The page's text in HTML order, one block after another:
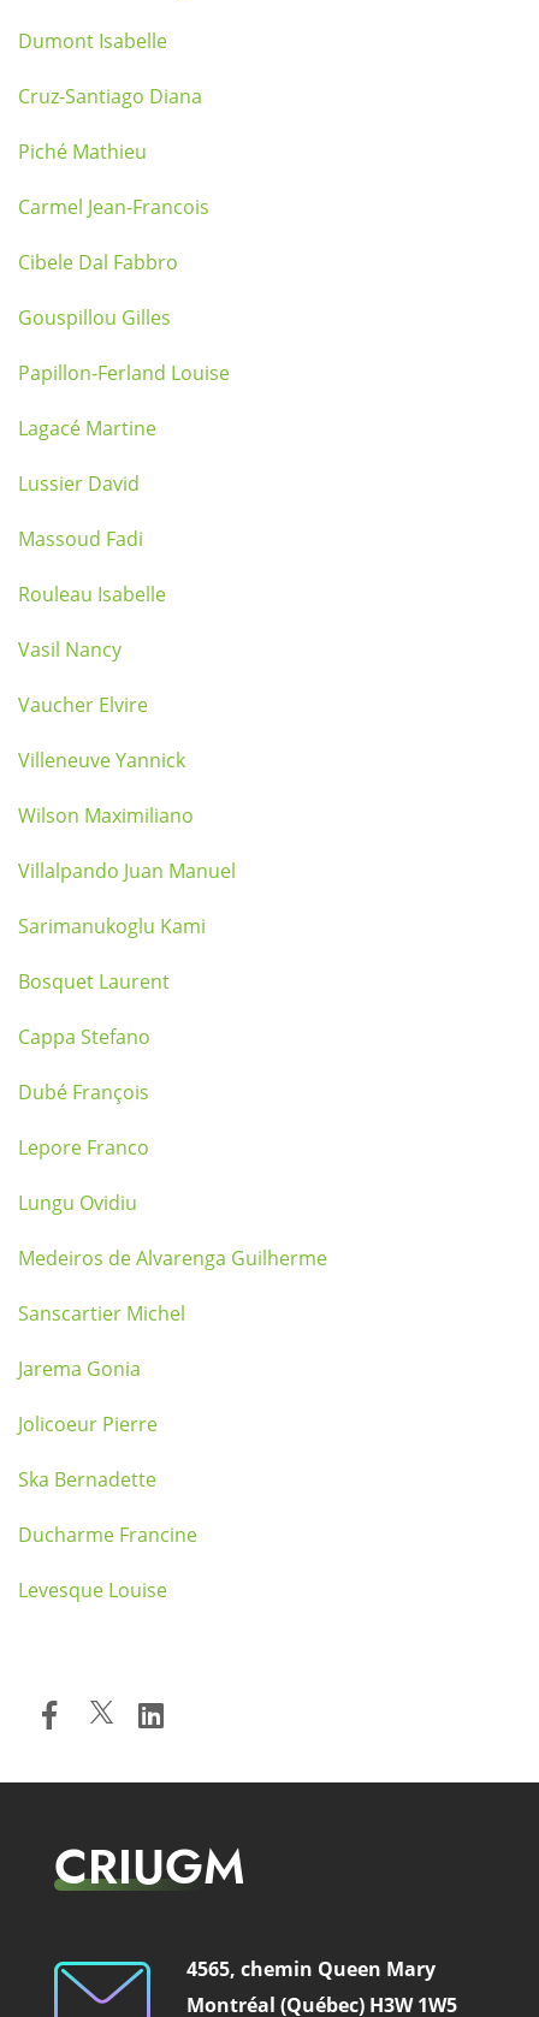
Dumont Isabelle
Cruz-Santiago Diana
Piché Mathieu
Carmel Jean-Francois
Cibele Dal Fabbro
Gouspillou Gilles
Papillon-Ferland Louise
Lagacé Martine
Lussier David
Massoud Fadi
Rouleau Isabelle
Vasil Nancy
Vaucher Elvire
Villeneuve Yannick
Wilson Maximiliano
Villalpando Juan Manuel
Sarimanukoglu Kami
Bosquet Laurent
Cappa Stefano
Dubé François
Lepore Franco
Lungu Ovidiu
Medeiros de Alvarenga Guilherme
Sanscartier Michel
Jarema Gonia
Jolicoeur Pierre
Ska Bernadette
Ducharme Francine
Levesque Louise
CRIUGM
4565, chemin Queen Mary
Montréal (Québec) H3W 1W5